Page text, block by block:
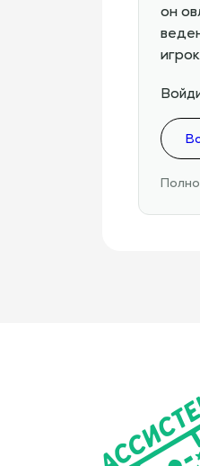
он